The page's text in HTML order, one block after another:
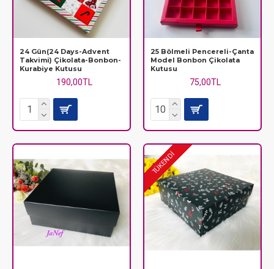
24 Gün(24 Days-Advent
Takvimi) Çikolata-Bonbon-
Kurabiye Kutusu
190,00TL
25 Bölmeli Pencereli-Çanta
Model Bonbon Çikolata
Kutusu
75,00TL
TÜKENDİ